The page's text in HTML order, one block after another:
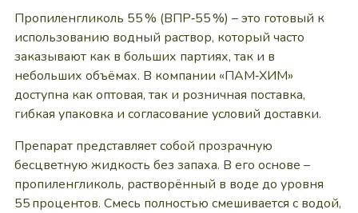
Пропиленгликоль 55 % (ВПР‑55 %) – это готовый к
использованию водный раствор, который часто
заказывают как в больших партиях, так и в
небольших объёмах. В компании «ПАМ‑ХИМ»
доступна как оптовая, так и розничная поставка,
гибкая упаковка и согласование условий доставки.
Препарат представляет собой прозрачную
бесцветную жидкость без запаха. В его основе –
пропиленгликоль, растворённый в воде до уровня
55 процентов. Смесь полностью смешивается с водой,